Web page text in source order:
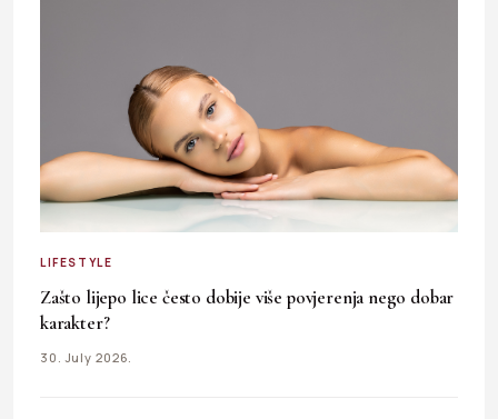
LIFESTYLE
Zašto lijepo lice često dobije više povjerenja nego dobar
karakter?
30. July 2026.